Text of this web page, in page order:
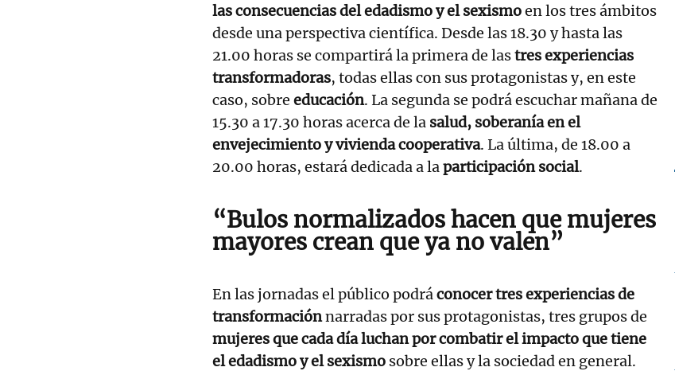
las consecuencias del edadismo y el sexismoen los tres ámbitos
desde una perspectiva científica. Desde las 18.30 y hasta las
21.00 horas se compartirá la primera de lastres experiencias
transformadoras, todas ellas con sus protagonistas y, en este
caso, sobre educación. La segunda se podrá escuchar mañana de
15.30 a 17.30 horas acerca de la salud, soberanía en el
envejecimiento y vivienda cooperativa. La última, de 18.00 a
20.00 horas, estará dedicada a laparticipación social.
“Bulos normalizados hacen que mujeres
mayores crean que ya no valen”
En las jornadas el público podráconocer tres experiencias de
transformaciónnarradas por sus protagonistas, tres grupos de
mujeres que cada día luchan por combatir el impacto que tiene
el edadismo y el sexismo sobre ellas y la sociedad en general.